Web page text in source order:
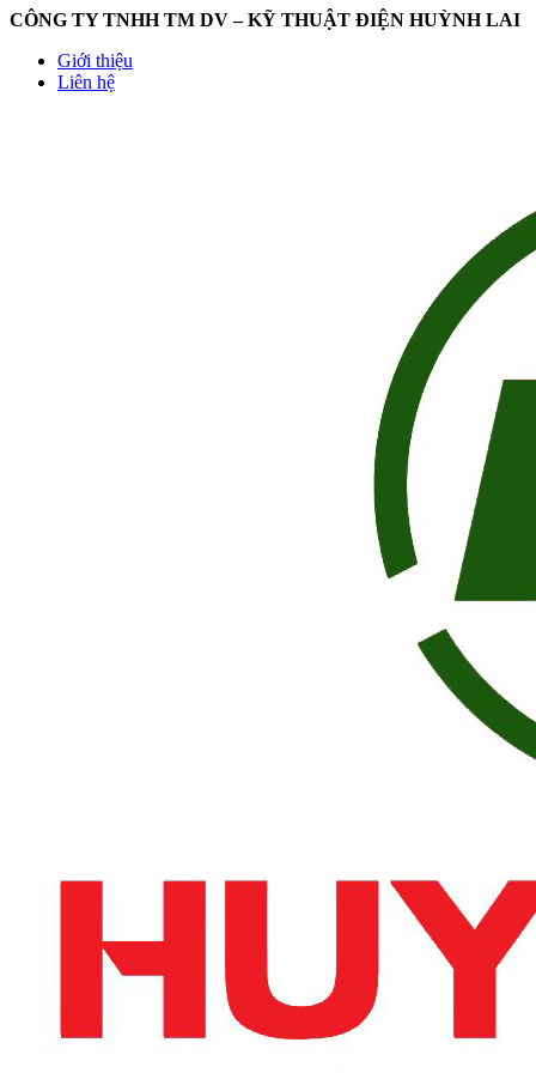
CÔNG TY TNHH TM DV – KỸ THUẬT ĐIỆN HUỲNH LAI
Giới thiệu
Liên hệ